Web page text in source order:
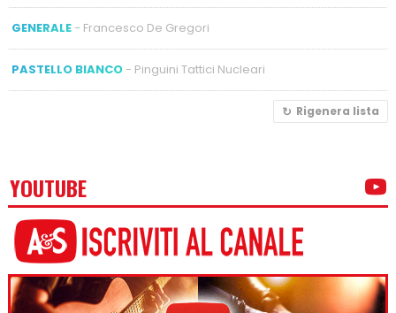
GENERALE- Francesco De Gregori
PASTELLO BIANCO- Pinguini Tattici Nucleari
Rigenera lista
YOUTUBE